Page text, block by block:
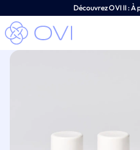
Découvrez OVI II :À